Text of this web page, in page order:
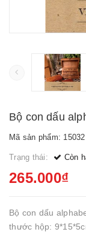
Bộ con dấu
Mã sản phẩm: 15032
Trạng thái: Còn
265.000₫
Bộ con dấu
thước hộp: